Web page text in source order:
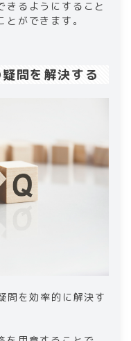
きるようにすること
ができます。
問を解決する
問を効率的に解決す